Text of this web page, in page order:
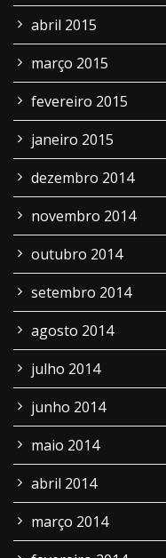
abril 2015
março 2015
fevereiro 2015
janeiro 2015
dezembro 2014
novembro 2014
outubro 2014
setembro 2014
agosto 2014
julho 2014
junho 2014
maio 2014
abril 2014
março 2014